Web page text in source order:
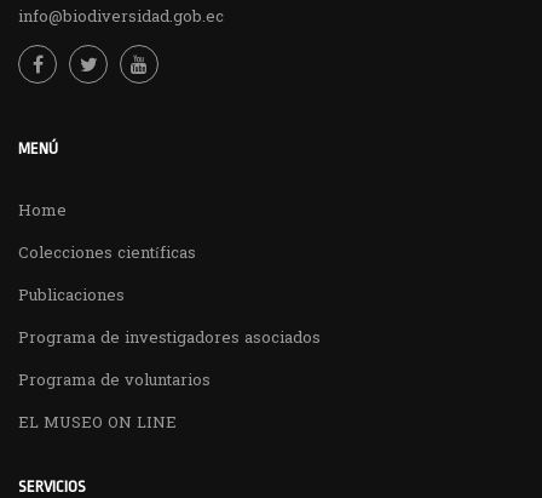
info@biodiversidad.gob.ec
MENÚ
Home
Colecciones científicas
Publicaciones
Programa de investigadores asociados
Programa de voluntarios
EL MUSEO ON LINE
SERVICIOS